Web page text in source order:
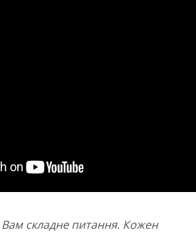
Вам складне питання. Кожен